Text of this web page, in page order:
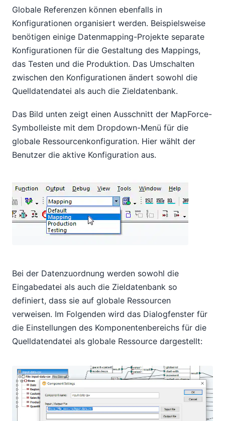
Globale Referenzen können ebenfalls in
Konfigurationen organisiert werden. Beispielsweise
benötigen einige Datenmapping-Projekte separate
Konfigurationen für die Gestaltung des Mappings,
das Testen und die Produktion. Das Umschalten
zwischen den Konfigurationen ändert sowohl die
Quelldatendatei als auch die Zieldatenbank.
Das Bild unten zeigt einen Ausschnitt der MapForce-
Symbolleiste mit dem Dropdown-Menü für die
globale Ressourcenkonfiguration. Hier wählt der
Benutzer die aktive Konfiguration aus.
Bei der Datenzuordnung werden sowohl die
Eingabedatei als auch die Zieldatenbank so
definiert, dass sie auf globale Ressourcen
verweisen. Im Folgenden wird das Dialogfenster für
die Einstellungen des Komponentenbereichs für die
Quelldatendatei als globale Ressource dargestellt: